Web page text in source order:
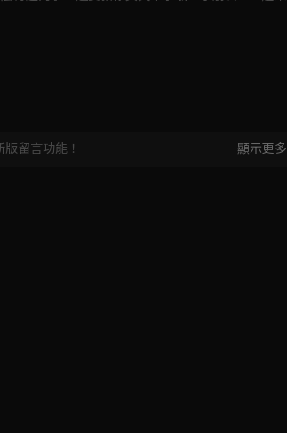
版留言功能！ 顯示更多